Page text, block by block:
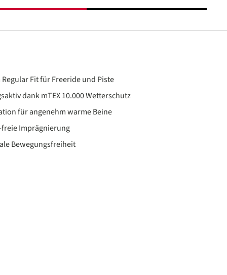
Fit für Freeride und Piste
dank mTEX 10.000 Wetterschutz
für angenehm warme Beine
freie Imprägnierung
Bewegungsfreiheit